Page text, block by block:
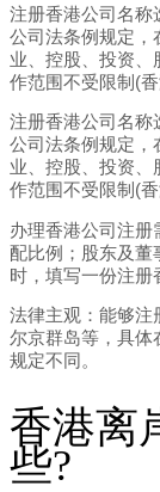
注册香港公司名称
公司法条例规定，
业、控股、投资、
作范围不受限制(
注册香港公司名称
公司法条例规定，
业、控股、投资、
作范围不受限制(
办理香港公司注册
配比例；股东及董
时，填写一份注册
法律主观：能够注
尔京群岛等，具体
规定不同。
香港离
些?